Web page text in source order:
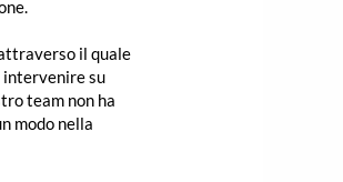
il quale
intervenire su
team non ha
modo nella